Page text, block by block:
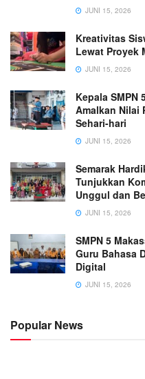
JUNI 15, 2026
Kreativitas
Lewat Proyek
JUNI 15, 2026
Kepala SMPN
Amalkan Nilai
Sehari-hari
JUNI 15, 2026
Semarak
Tunjukkan
Unggul dan
JUNI 15, 2026
SMPN 5
Guru Bahasa
Digital
JUNI 15, 2026
Popular News